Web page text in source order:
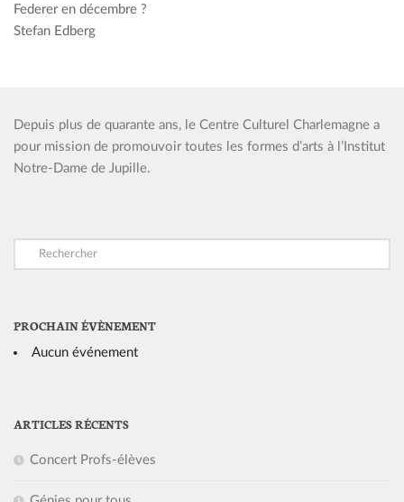
Federer en décembre ?
Stefan Edberg
Depuis plus de quarante ans, le Centre Culturel Charlemagne a
pour mission de promouvoir toutes les formes d’arts à l’Institut
Notre-Dame de Jupille.
PROCHAIN ÉVÈNEMENT
Aucun événement
ARTICLES RÉCENTS
Concert Profs-élèves